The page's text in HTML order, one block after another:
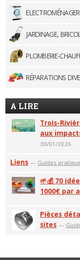
ELECTROMÉNAGER
JARDINAGE,
PLOMBERIE-
RÉPARATIONS
A LIRE
Trois-
aux
30/01/2026
Liens — Guides
🌱💰 70
1000€ par
Pièces
sites —